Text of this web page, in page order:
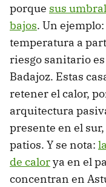
porque sus
bajos. Un
temperatura a
riesgo sanitario es
Badajoz. Estas
retener el calor,
arquitectura
presente en el
patios. Y se nota:
de calorya en el
concentran en